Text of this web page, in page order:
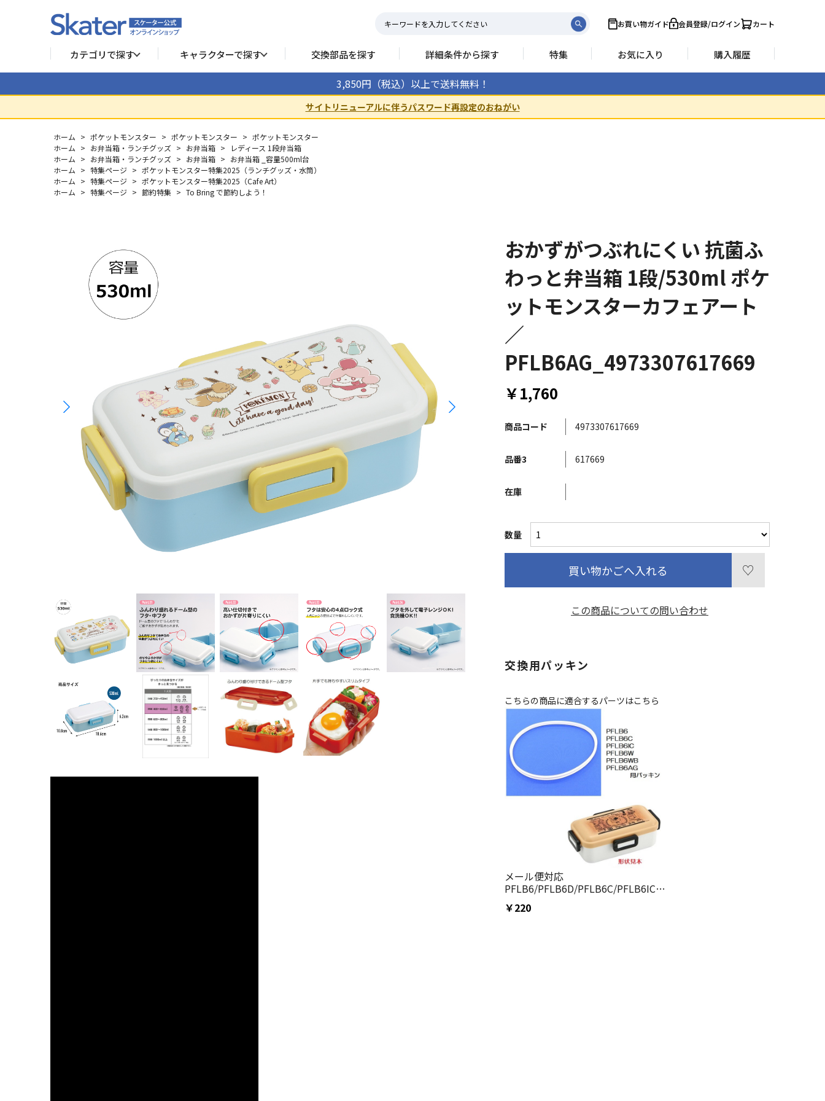
お買い物ガイド 会員登録/ログイン カート
カテゴリで探す キャラクターで探す 交換部品を探す 詳細条件から探す 特集 お気に入り 購入履歴
3,850円（税込）以上で送料無料！
サイトリニューアルに伴うパスワード再設定のおねがい
ホーム > ポケットモンスター > ポケットモンスター > ポケットモンスター
ホーム > お弁当箱・ランチグッズ > お弁当箱 >
レディース 1段弁当箱
ホーム > お弁当箱・ランチグッズ > お弁当箱 > お弁当箱 _容量500ml台
ホーム > 特集ページ > ポケットモンスター特集2025（ランチグッズ・水筒）
ホーム > 特集ページ > ポケットモンスター特集2025（Cafe Art）
ホーム > 特集ページ > 節約特集 > To Bring で節約しよう！
おかずがつぶれにくい 抗菌ふ
わっと弁当箱 1段/530ml ポケ
ットモンスターカフェアート
／
PFLB6AG_4973307617669
￥1,760
商品コード 4973307617669
品番3 617669
在庫
数量
買い物かごへ入れる
この商品についての問い合わせ
交換用パッキン
こちらの商品に適合するパーツはこちら
メール便対応
PFLB6/PFLB6D/PFLB6C/PFLB6IC/PFLB6W/PFLB6WB/PFLB6AG/
専用 ランチボックス 専用 弁当箱用
パッキン556326 パーツ
￥220